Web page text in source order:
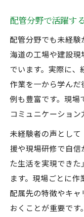
配管分野で活躍す
配管分野でも未経
海道の工場や建設
でいます。実際に
作業を一から学ん
例も豊富です。現場
コミュニケーション
未経験者の声とし
援や現場研修で自
た生活を実現でき
ます。現場ごとに作
配属先の特徴やキ
おくことが重要です。